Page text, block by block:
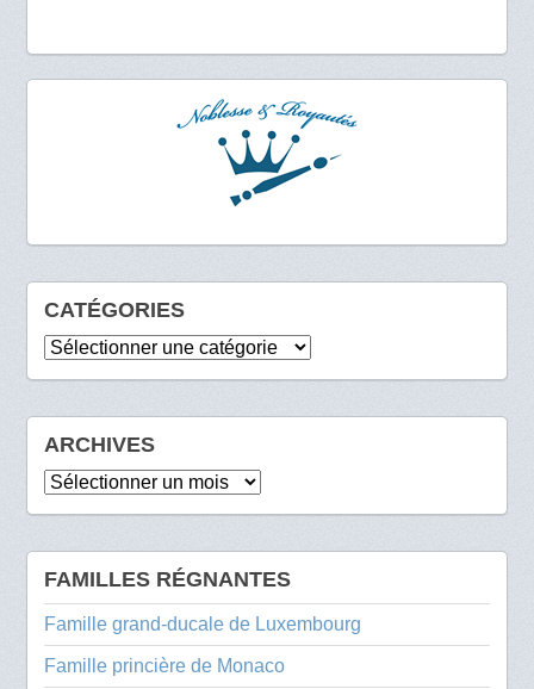
CATÉGORIES
Catégories
ARCHIVES
Archives
FAMILLES RÉGNANTES
Famille grand-ducale de Luxembourg
Famille princière de Monaco